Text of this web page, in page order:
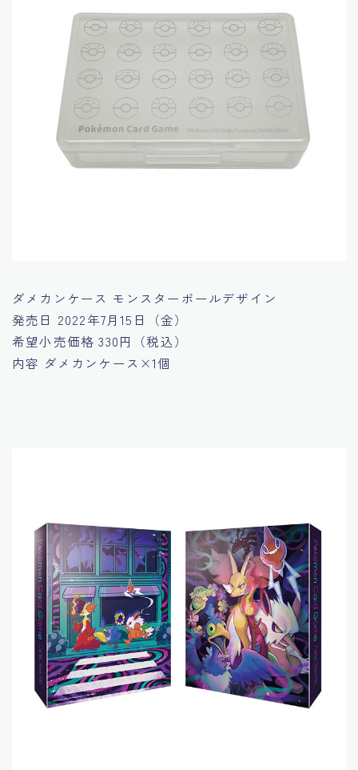
ダメカンケース モンスターボールデザイン
発売日 2022年7月15日（金）
希望小売価格 330円（税込）
内容 ダメカンケース×1個